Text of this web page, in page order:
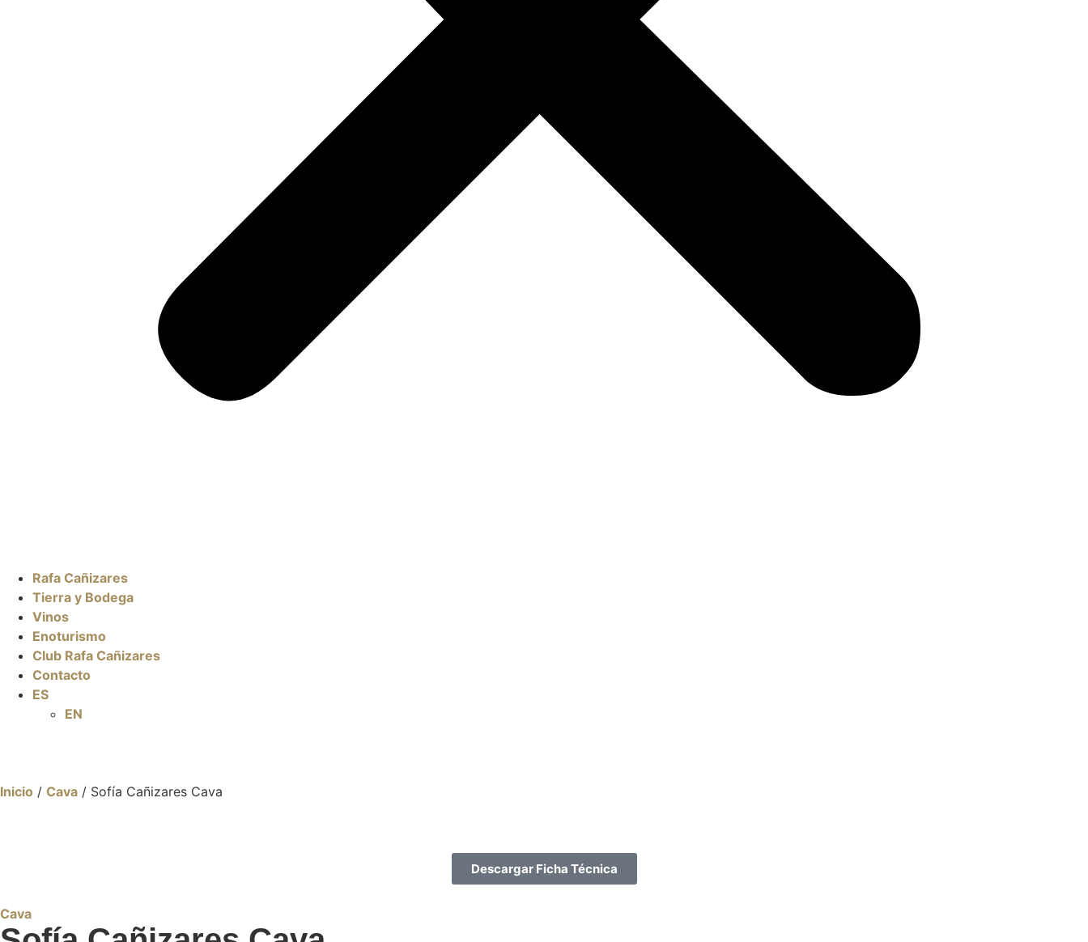
Rafa Cañizares
Tierra y Bodega
Vinos
Enoturismo
Club Rafa Cañizares
Contacto
ES
EN
Inicio / Cava / Sofía Cañizares Cava
Descargar Ficha Técnica
Cava